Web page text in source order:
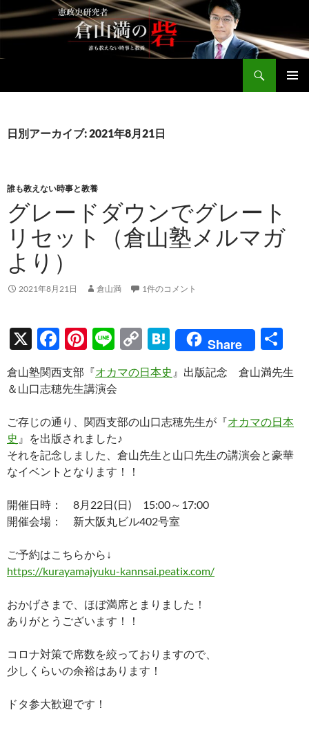
テ
ン
へ
ッ
日別アーカイブ: 2021年8月21日
誰も教えない時事と教養
グレードダウンでグレート
リセット（倉山塾メルマガ
より）
2021年8月21日 倉山満 1件のコメント
X
F
ac
e
o
o
k
Pi
nt
er
t
Li
e
C
o
p
Li
n
H
at
e
a
Share
有
倉山塾関西支部『オカマの日本史 』出版記念 倉山満先生
＆山口志穂先生講演会
ご存じの通り、関西支部の山口志穂先生が『オカマの日本
史 』を出版されました♪
それを記念しました、倉山先生と山口先生の講演会と豪華
なイベントとなります！！
開催日時： 8月22日(日) 15:00～17:00
開催会場： 新大阪丸ビル402号室
ご予約はこちらから↓
https://kurayamajyuku-kannsai.peatix.com/
おかげさまで、ほぼ満席とまりました！
ありがとうございます！！
コロナ対策で席数を絞っておりますので、
少しくらいの余裕はあります！
ドタ参大歓迎です！